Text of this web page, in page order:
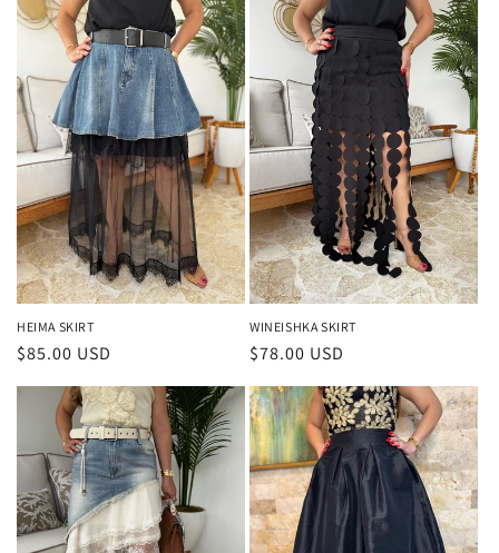
HEIMA SKIRT
Precio
$85.00 USD
WINEISHKA SKIRT
Precio
$78.00 USD